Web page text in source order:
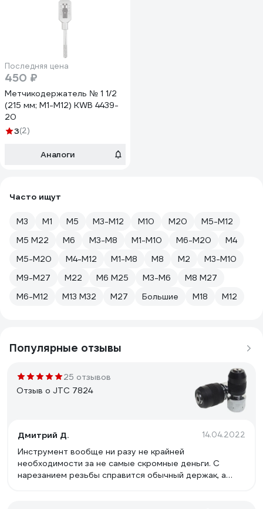
Последняя цена
450 ₽
Метчикодержатель № 1 1/2
(215 мм; M1-M12) KWB 4439-
20
3(2)
Аналоги
Часто ищут
М3 М1 M5 M3-M12 М10 М20
М5-М12
М5 М22
M6 M3-M8 M1-M10 M6-M20
М4
M5-M20
M4-M12 M1-M8 М8 М2
M3-M10
M9-M27
М22 М6 М25 M3-M6
М8 М27
M6-M12
М13 М32 М27 Большие М18 М12
Популярные отзывы
25 отзывов
Отзыв о JTC 7824
Дмитрий Д. 14.04.2022
Инструмент вообще ни разу не крайней
необходимости за не самые скромные деньги. С
нарезанием резьбы справится обычный держак, а